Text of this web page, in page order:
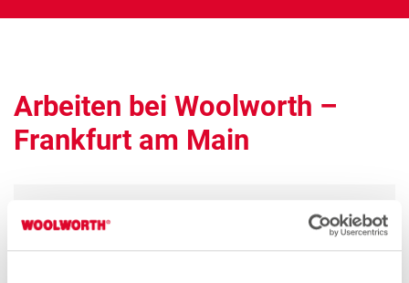
Arbeiten bei Woolworth –
Frankfurt am Main
Quereinsteiger Verkauf Teilzeit (gn*)
Zum Stellenangebot